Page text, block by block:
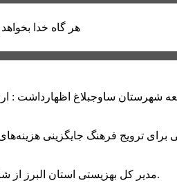
هر گاه خدا
برای ترویج فرهنگ جایگزینی
مدیر کل بهزیستی استان البرز از شناسایی ۲ هزار و ۴۰۰ کودک دارای اختلالات بینایی در این استان خبر داد.